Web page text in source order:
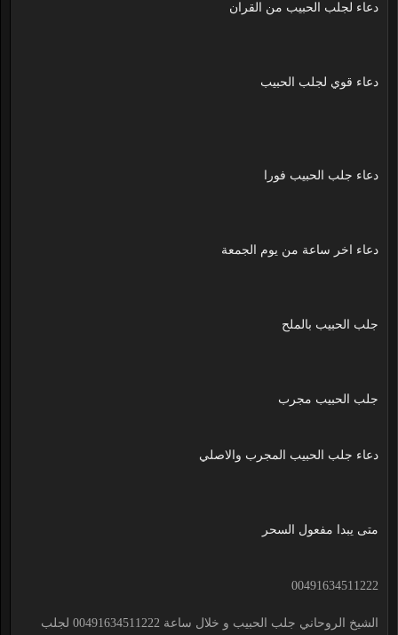
دعاء لجلب الحبيب من القران
دعاء قوي لجلب الحبيب
دعاء جلب الحبيب فورا
دعاء اخر ساعة من يوم الجمعة
جلب الحبيب بالملح
جلب الحبيب مجرب
دعاء جلب الحبيب المجرب والاصلي
متى يبدا مفعول السحر
00491634511222
الشيخ الروحاني جلب الحبيب و خلال ساعة 00491634511222 لجلب